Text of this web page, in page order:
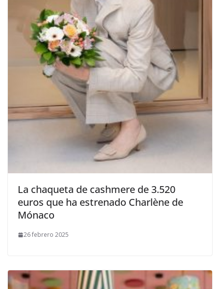
​La chaqueta de cashmere de 3.520
euros que ha estrenado Charlène de
Mónaco
26 febrero 2025